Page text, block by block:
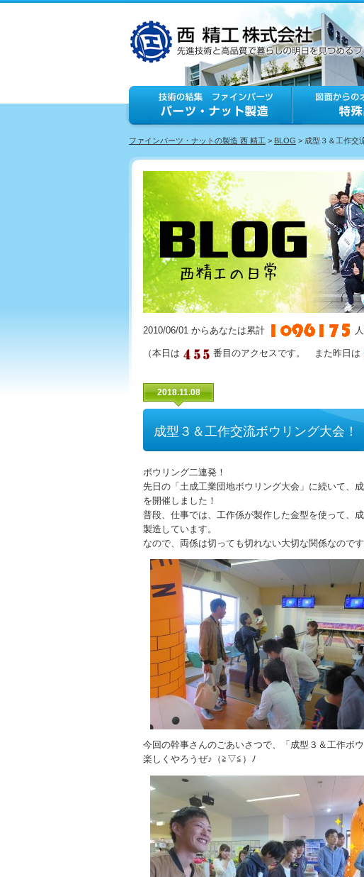
ファインパーツ・ナットの製造 西 精工 > BLOG > 成型３＆工作交
2010/06/01 からあなたは累計
（本日は 番目のアクセスです。 また昨日は
2018.11.08
成型３＆工作交流ボウリング大会！
ボウリング二連発！
先日の「土成工業団地ボウリング大会」に続いて、
を開催しました！
普段、仕事では、工作係が製作した金型を使って、
製造しています。
なので、両係は切っても切れない大切な関係なのです
今回の幹事さんのごあいさつで、「成型３＆工作ボ
楽しくやろうぜ♪（≧▽≦）ﾉ